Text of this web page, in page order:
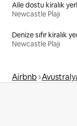
Aile dostu kiralık
Newcastle Plajı
Denize sıfır kiralık
Newcastle Plajı
Airbnb